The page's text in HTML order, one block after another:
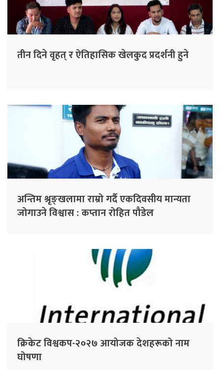
तीन दिने वृहत् र ऐतिहासिक खेलकुद प्रदर्शनी हुने
अन्तिम श्रृङ्खलामा राम्रो गर्दै एकदिवसीय मान्यता
जोगाउने विश्वास : कप्तान रोहित पौडेल
क्रिकेट विश्वकप-२०२७ आयोजक देशहरूको नाम
घोषणा